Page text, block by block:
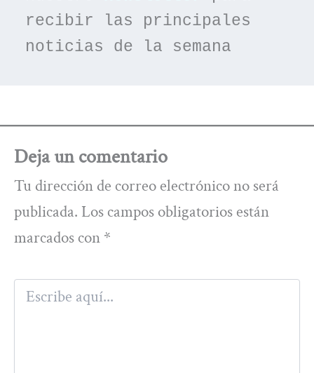
recibir las principales
noticias de la semana
Deja un comentario
Tu dirección de correo electrónico no será
publicada. Los campos obligatorios están
marcados con *
aquí...